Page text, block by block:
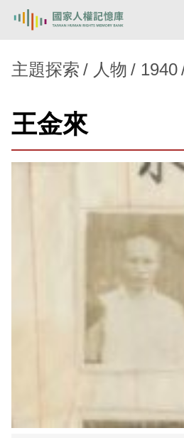
新生訓導處
主題探索
主題探索 人物 1940
王金來